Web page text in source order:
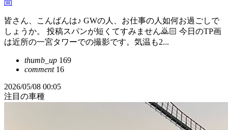
間
皆さん、こんばんは♪ GWの人、お仕事の人如何お過ごしで
しょうか。 投稿スパンが短くてすみません🙇🏻 今日のTP画
は近所の一宮タワーでの撮影です。気温も2...
thumb_up 169
comment16
2026/05/08 00:05
注目の車種